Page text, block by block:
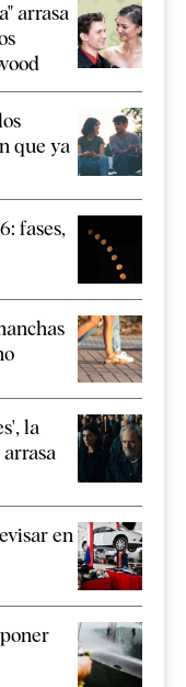
arrasa
que ya
fases,
la
en